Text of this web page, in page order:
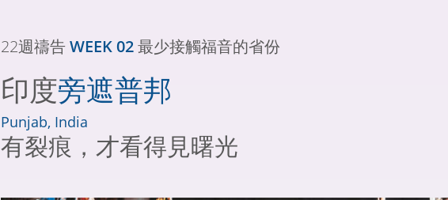
22週禱告WEEK 02最少接觸福音的省份
印度旁遮普邦
Punjab, India
有裂痕，才看得見曙光